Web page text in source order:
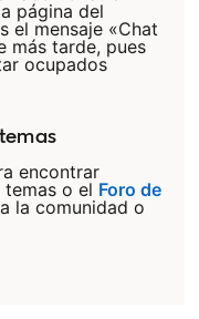
página del
el mensaje «Chat
más tarde, pues
ocupados
in a new tab
encontrar
o el Foro de
la comunidad o